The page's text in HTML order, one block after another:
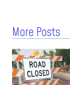
More Posts